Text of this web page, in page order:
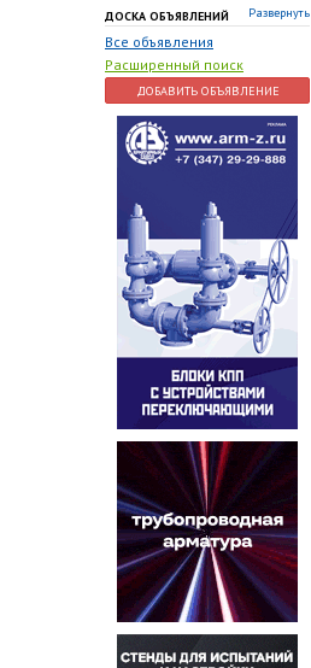
ДОСКА ОБЪЯВЛЕНИЙ Развернуть
Все объявления
Расширенный поиск
ДОБАВИТЬ ОБЪЯВЛЕНИЕ